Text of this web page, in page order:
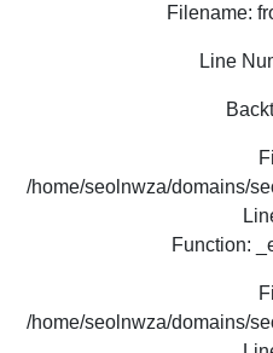
Filename:
Line
/home/seolnwza/domains/
Function:
/home/seolnwza/domains/